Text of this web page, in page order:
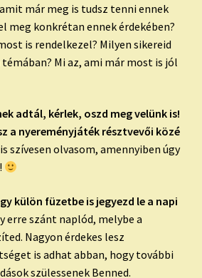
már meg is tudsz tenni ennek
meg konkrétan ennek érdekében?
is rendelkezel? Milyen sikereid
Mi az, ami már most is jól
adtál, kérlek, oszd meg velünk is!
a nyereményjáték résztvevői közé
szívesen olvasom, amennyiben úgy
külön füzetbe is jegyezd le a napi
erre szánt naplód, melybe a
Nagyon érdekes lesz
is adhat abban, hogy további
szülessenek Benned.